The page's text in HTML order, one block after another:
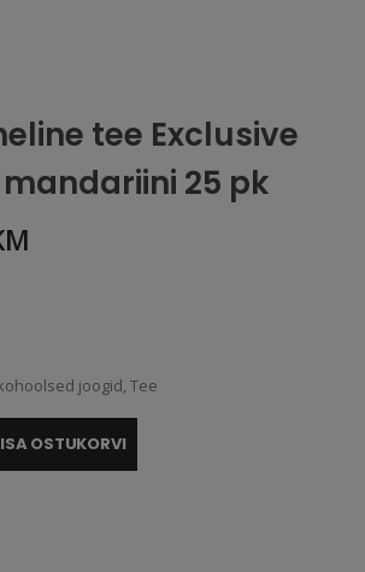
tee Exclusive
25 pk
joogid, Tee
OSTUKORVI